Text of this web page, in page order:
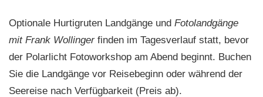
Optionale Hurtigruten Landgänge und Fotolandgänge
mit Frank Wollingerfinden im Tagesverlauf statt, bevor
der Polarlicht Fotoworkshop am Abend beginnt. Buchen
Sie die Landgänge vor Reisebeginn oder während der
Seereise nach Verfügbarkeit (Preis ab).